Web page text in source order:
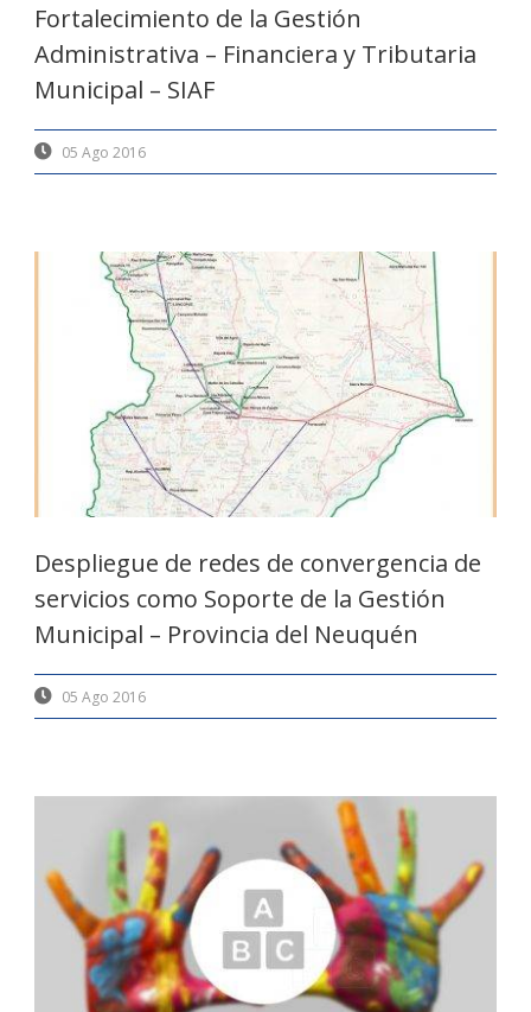
Fortalecimiento de la Gestión
Administrativa – Financiera y Tributaria
Municipal – SIAF
05 Ago 2016
Despliegue de redes de convergencia de
servicios como Soporte de la Gestión
Municipal – Provincia del Neuquén
05 Ago 2016